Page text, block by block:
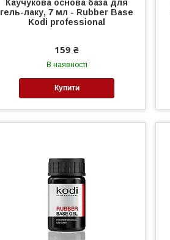
Каучукова основа база для
гель-лаку, 7 мл - Rubber Base
Kodi professional
159 ₴
В наявності
Купити